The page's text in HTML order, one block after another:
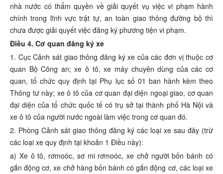
nhà nước có thẩm quyền về giải quyết vụ việc vi phạm hành
chính trong lĩnh vực trật tự, an toàn giao thông đường bộ thì
chưa được giải quyết việc đăng ký phương tiện vi phạm.
Điều 4. Cơ quan đăng ký xe
1. Cục Cảnh sát giao thông đăng ký xe của các đơn vị thuộc cơ
quan Bộ Công an; xe ô tô, xe máy chuyên dùng của các cơ
quan, tổ chức quy định tại Phụ lục số 01 ban hành kèm theo
Thông tư này; xe ô tô của cơ quan đại diện ngoại giao, cơ quan
đại diện của tổ chức quốc tế có trụ sở tại thành phố Hà Nội và
xe ô tô của người nước ngoài làm việc trong cơ quan đó.
2. Phòng Cảnh sát giao thông đăng ký các loại xe sau đây (trừ
các loại xe quy định tại khoản 1 Điều này):
a) Xe ô tô, rơmoóc, sơ mi rơmoóc, xe chở người bốn bánh có
gắn động cơ, xe chở hàng bốn bánh có gắn động cơ, các loại xe